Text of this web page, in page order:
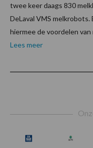
twee keer daags 830
DeLaval VMS
hiermee de voordelen
Lees meer